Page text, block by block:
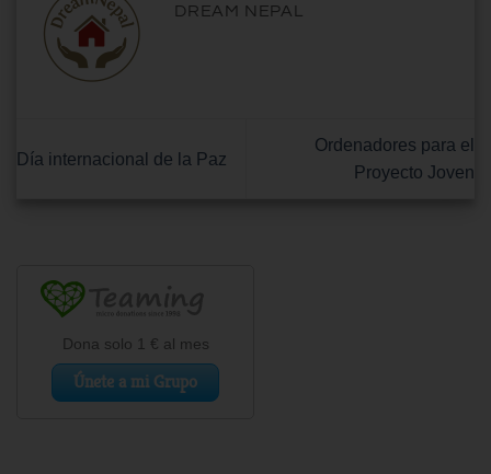
DREAM NEPAL
Día internacional de la Paz
Ordenadores para el
Proyecto Joven